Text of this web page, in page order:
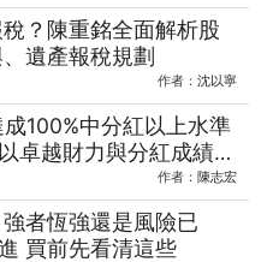
？陳重銘全面解析股
遺產報稅規劃
作者： 沈以寧
100%中分紅以上水準
卓越財力與分紅成績實
作者： 陳志宏
者恆強還是風險已
買前先看清這些